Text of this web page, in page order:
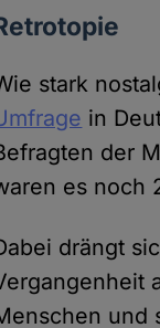
stark
in
der
es noch
drängt
und